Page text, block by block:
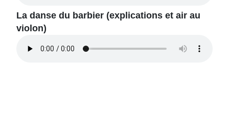
La danse du barbier (explications et air au
violon)